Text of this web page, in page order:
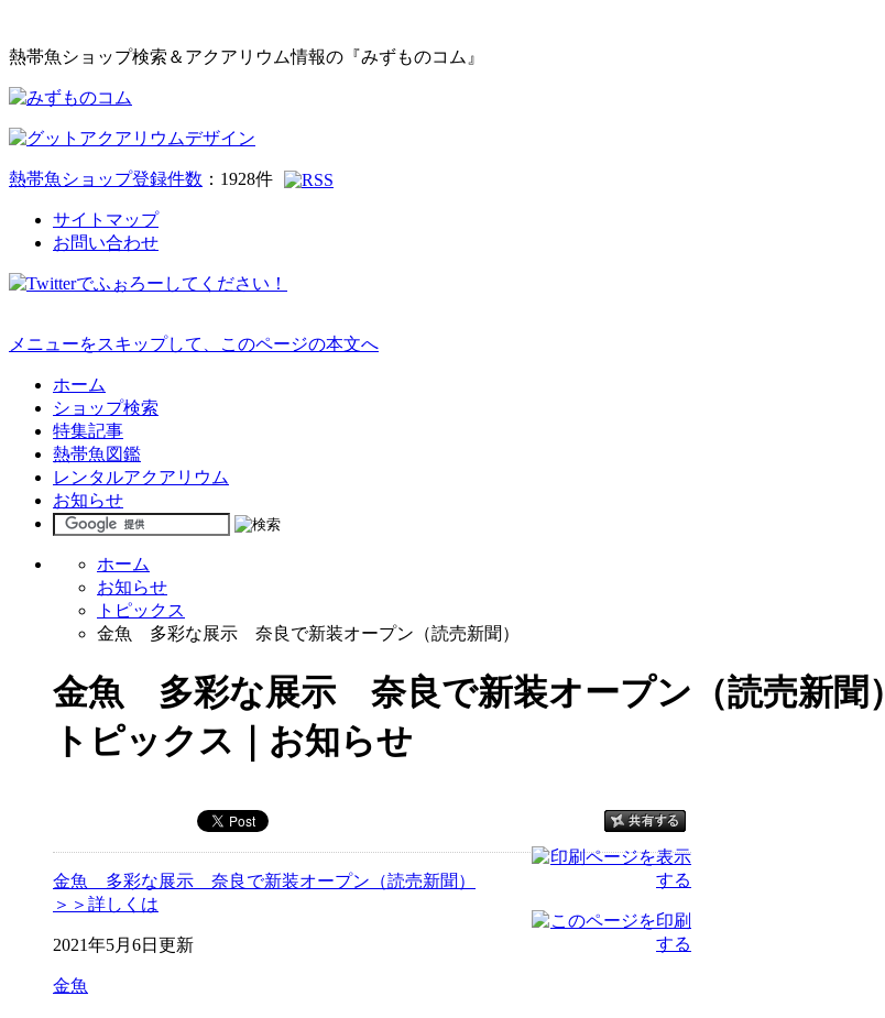
熱帯魚ショップ検索＆アクアリウム情報の『みずものコム』
熱帯魚ショップ登録件数 ： 1928件
サイトマップ
お問い合わせ
メニューをスキップして、このページの本文へ
ホーム
ショップ検索
特集記事
熱帯魚図鑑
レンタルアクアリウム
お知らせ
ホーム
お知らせ
トピックス
金魚 多彩な展示 奈良で新装オープン（読売新聞）
金魚 多彩な展示 奈良で新装オープン（読売新聞）
トピックス｜お知らせ
金魚 多彩な展示 奈良で新装オープン（読売新聞）
＞＞詳しくは
2021年5月6日更新
金魚